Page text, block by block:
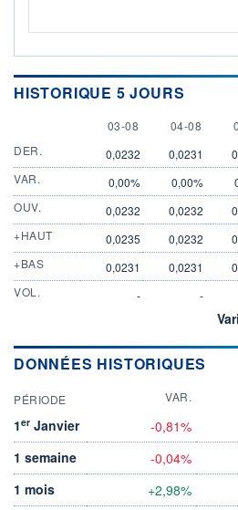
HISTORIQUE 5 JOURS
3 AUGUST
03-08 4 AUGUST
04-08
DER.
0,0232 0,0231
VAR.
0,00% 0,00%
OUV.
0,0232 0,0232
+HAUT
0,0235 0,0232
+BAS
0,0231 0,0231
VOL.
- -
DONNÉES HISTORIQUES
PÉRIODE VAR.
1er Janvier -0,81%
1 semaine
-0,04%
1 mois
+2,98%